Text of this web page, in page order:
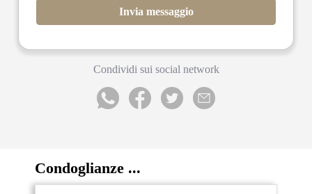
Invia messaggio
Condividi sui social network
Condoglianze ...